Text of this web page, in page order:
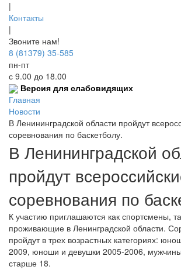
|
Контакты
|
Звоните нам!
8 (81379) 35-585
пн-пт
с 9.00 до 18.00
Версия для слабовидящих
Главная
Новости
В Ленининградской области пройдут
соревнования по баскетболу.
В Ленининградской
пройдут
соревнования по
К участию приглашаются как спортсмены,
проживающие в Ленинградской области.
пройдут в трех возрастных категориях:
2009, юноши и девушки 2005-2006,
старше 18.